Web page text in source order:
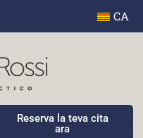
CA
Reserva la teva cita
ara